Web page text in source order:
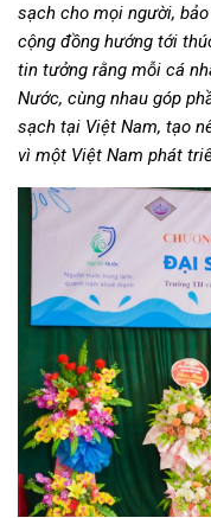
sạch cho mọi người,
cộng đồng hướng tới
tin tưởng rằng mỗi cá
Nước, cùng nhau góp
sạch tại Việt Nam, tạo
vì một Việt Nam phát